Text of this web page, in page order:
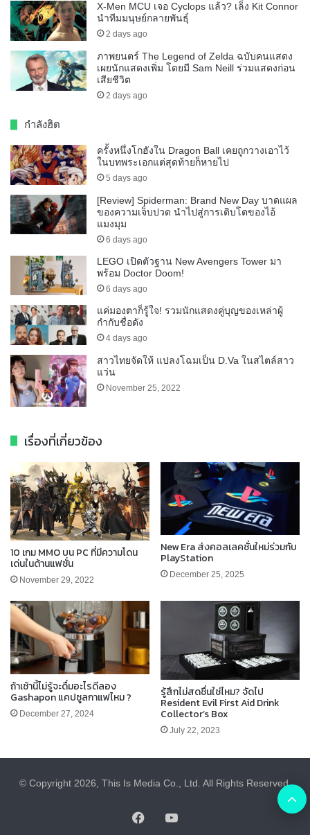
X-Men MCU เจอ Cyclops แล้ว? เล็ง Kit Connor
นำทีมมนุษย์กลายพันธุ์
2 days ago
ภาพยนตร์ The Legend of Zelda ฉบับคนแสดง
เผยนักแสดงเพิ่ม โดยมี Sam Neill ร่วมแสดงก่อน
เสียชีวิต
2 days ago
กำลังฮิต
ครั้งหนึ่งโกฮังใน Dragon Ball เคยถูกวางเอาไว้
ในบทพระเอกแต่สุดท้ายก็หายไป
5 days ago
[Review] Spiderman: Brand New Day บาดแผล
ของความเจ็บปวด นำไปสู่การเติบโตของไอ้
แมงมุม
6 days ago
LEGO เปิดตัวฐาน New Avengers Tower มา
พร้อม Doctor Doom!
6 days ago
แค่มองตาก็รู้ใจ! รวมนักแสดงคู่บุญของเหล่าผู้
กำกับชื่อดัง
4 days ago
สาวไทยจัดให้ แปลงโฉมเป็น D.Va ในสไตล์สาว
แว่น
November 25, 2022
เรื่องที่เกี่ยวข้อง
10 เกม MMO บน PC ที่มีความโดน
เด่นในด้านแฟชั่น
November 29, 2022
New Era ส่งคอลเลคชั่นใหม่ร่วมกับ
PlayStation
December 25, 2025
ถ้าเช้านี้ไม่รู้จะดื่มอะไรดีลอง
Gashapon แคปซูลกาแฟไหม ?
December 27, 2024
รู้สึกไม่สดชื่นใช่ไหม? จัดไป
Resident Evil First Aid Drink
Collector’s Box
July 22, 2023
© Copyright 2026, This Is Media Co., Ltd. All Rights Reserved.
FacebookYouTube